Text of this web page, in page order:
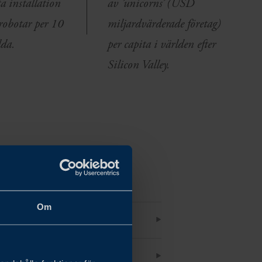
Om
installation
per 10
av ’unicorns’ (USD
miljardvärderade företag)
per capita i världen efter
Silicon Valley.